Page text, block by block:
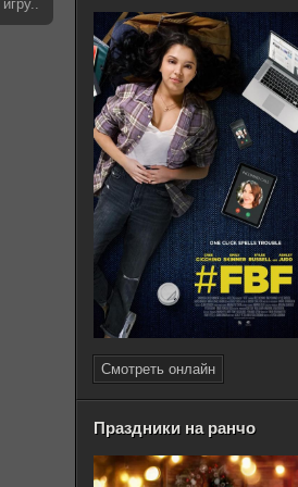
Смотреть онлайн
Праздники на ранчо